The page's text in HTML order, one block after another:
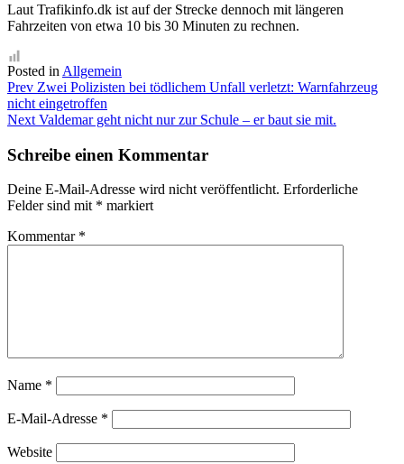
Laut Trafikinfo.dk ist auf der Strecke dennoch mit längeren
Fahrzeiten von etwa 10 bis 30 Minuten zu rechnen.
Posted in Allgemein
Beitragsnavigation
Prev Zwei Polizisten bei tödlichem Unfall verletzt: Warnfahrzeug
nicht eingetroffen
Next Valdemar geht nicht nur zur Schule – er baut sie mit.
Schreibe einen Kommentar
Deine E-Mail-Adresse wird nicht veröffentlicht. Erforderliche
Felder sind mit * markiert
Kommentar *
Name *
E-Mail-Adresse *
Website